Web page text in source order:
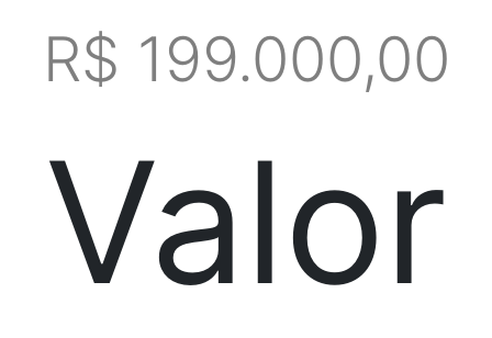
R$ 199.000,00
Valor